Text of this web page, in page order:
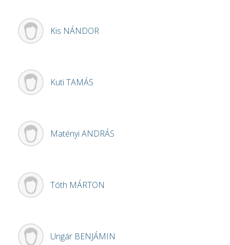
Kis NÁNDOR
KutiTAMÁS
MatényiANDRÁS
Tóth MÁRTON
Ungár BENJÁMIN